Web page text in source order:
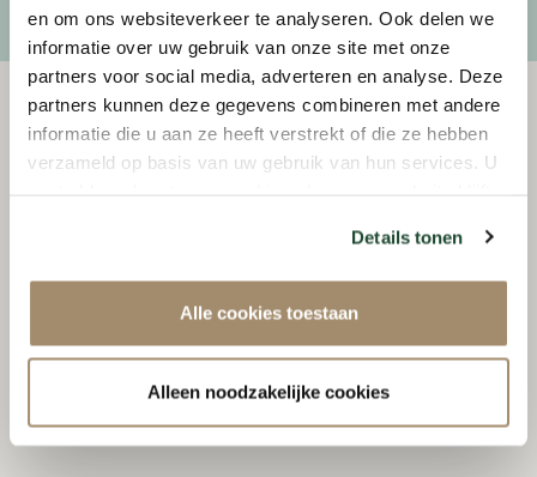
en om ons websiteverkeer te analyseren. Ook delen we
informatie over uw gebruik van onze site met onze
partners voor social media, adverteren en analyse. Deze
partners kunnen deze gegevens combineren met andere
informatie die u aan ze heeft verstrekt of die ze hebben
verzameld op basis van uw gebruik van hun services. U
Details tonen
Alle cookies toestaan
Alleen noodzakelijke cookies
+
-
MAP STREETVIEW